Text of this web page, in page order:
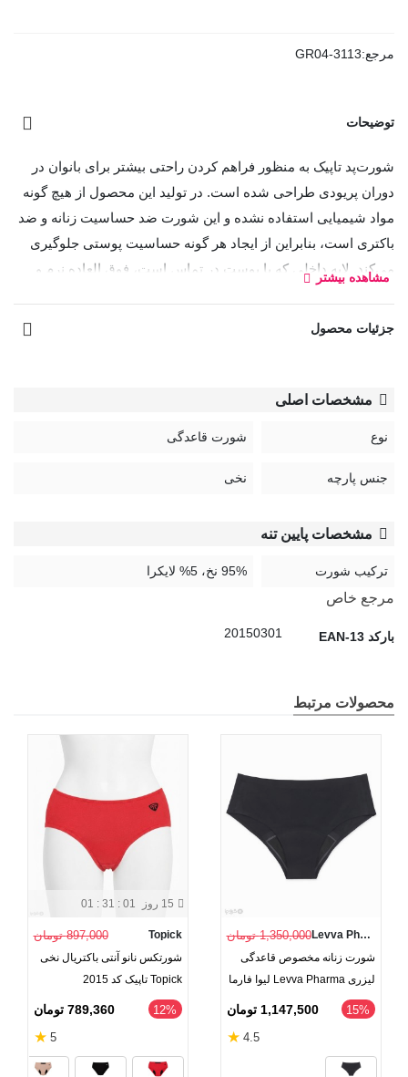
مرجع:GR04-3113
توضیحات
شورت‌پد تاپیک به منظور فراهم کردن راحتی بیشتر برای بانوان در
دوران پریودی طراحی شده است. در تولید این محصول از هیچ گونه
مواد شیمیایی استفاده نشده و این شورت‌ ضد حساسیت زنانه و ضد
باکتری است، بنابراین از ایجاد هر گونه حساسیت پوستی جلوگیری
می‌کند. لایه داخلی که با پوست در تماس است، فوق‌ العاده نرم و
و از پشت به طور کامل را پوشش می‌دهد.
مشاهده بیشتر
جزئیات محصول
مشخصات اصلی
نوع شورت قاعدگی
جنس پارچه نخی
مشخصات پایین تنه
ترکیب شورت 95% نخ، 5% لایکرا
مرجع خاص
بارکد EAN-13 20150301
محصولات مرتبط
Levva Pharma 1,350,000 تومان
شورت زنانه مخصوص قاعدگی
لیزری Levva Pharma لیوا فارما
‎15% 1,147,500 تومان
4.5
★
15 روز 01 : 31 : 01
Topick 897,000 تومان
شورتکس نانو آنتی باکتریال نخی
Topick تاپیک کد 2015
‎12% 789,360 تومان
5
★